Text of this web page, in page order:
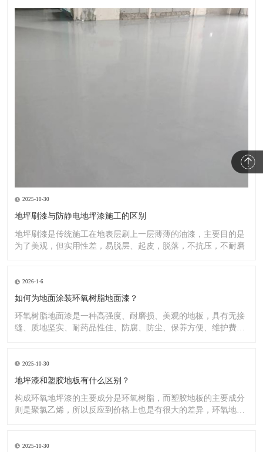
2025-10-30
地坪刷漆与防静电地坪漆施工的区别
地坪刷漆是传统施工在地表层刷上一层薄薄的油漆，主要目的是
为了美观，但实用性差，易脱层、起皮，脱落，不抗压，不耐磨
2026-1-6
如何为地面涂装环氧树脂地面漆？
环氧树脂地面漆是一种高强度、耐磨损、美观的地板，具有无接
缝、质地坚实、耐药品性佳、防腐、防尘、保养方便、维护费用
2025-10-30
地坪漆和塑胶地板有什么区别？
构成环氧地坪漆的主要成分是环氧树脂，而塑胶地板的主要成分
则是聚氯乙烯，所以反应到价格上也是有很大的差异，环氧地坪
2025-10-30